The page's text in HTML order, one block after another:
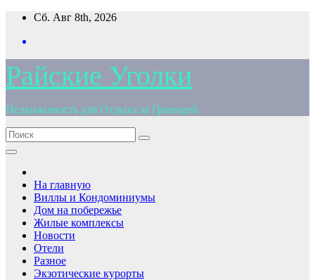
Перейти
содержимому
Сб. Авг 8th, 2026
Райские Уголки
Недвижимость для Отдыха за Границей
На главную
Виллы и Кондоминиумы
Дом на побережье
Жилые комплексы
Новости
Отели
Разное
Экзотические курорты